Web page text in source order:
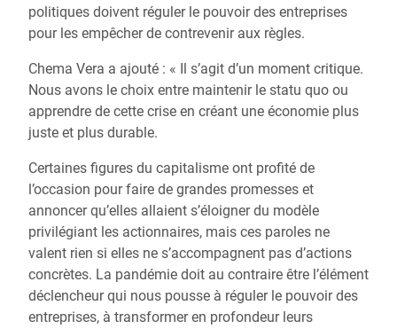
politiques doivent réguler le pouvoir des entreprises
pour les empêcher de contrevenir aux règles.
Chema Vera a ajouté : « Il s’agit d’un moment critique.
Nous avons le choix entre maintenir le statu quo ou
apprendre de cette crise en créant une économie plus
juste et plus durable.
Certaines figures du capitalisme ont profité de
l’occasion pour faire de grandes promesses et
annoncer qu’elles allaient s’éloigner du modèle
privilégiant les actionnaires, mais ces paroles ne
valent rien si elles ne s’accompagnent pas d’actions
concrètes. La pandémie doit au contraire être l’élément
déclencheur qui nous pousse à réguler le pouvoir des
entreprises, à transformer en profondeur leurs